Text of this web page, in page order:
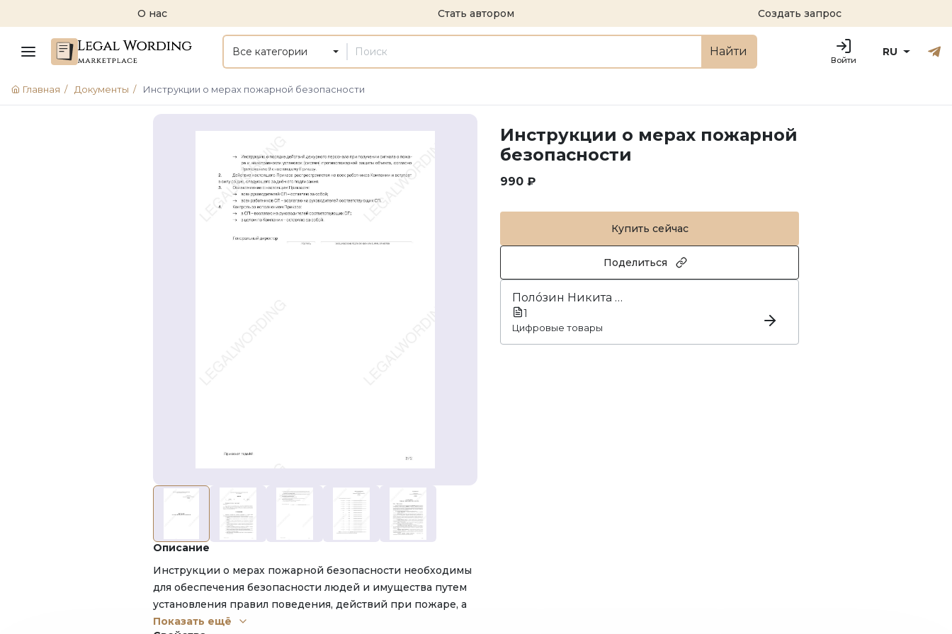
О нас Стать автором Создать запрос
Все категории Найти
Войти
Русский
RU
Главная / Документы / Инструкции о мерах пожарной безопасности
Описание
Инструкции о мерах пожарной безопасности необходимы
для обеспечения безопасности людей и имущества путем
установления правил поведения, действий при пожаре, а
также профилактических мер для предотвращения
Показать ещё
Инструкции о мерах пожарной
безопасности
990 ₽
Купить сейчас
Поделиться
Полóзин Никита Сергеевич
1
Цифровые товары